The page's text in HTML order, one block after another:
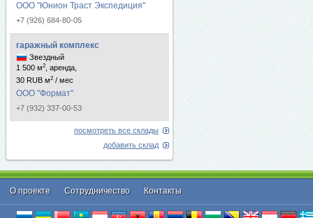
ООО "Юнион Траст Экспедиция"
+7 (926) 684-80-05
гаражный комплекс
Звездный
1 500 м2
, аренда,
30 RUB м2 / мес
ООО "Формат"
+7 (932) 337-00-53
посмотреть все склады
добавить склад
О проекте Cотрудничество Контакты